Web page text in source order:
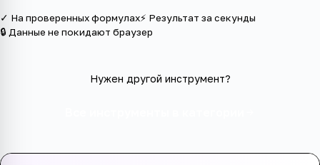
✓ На проверенных формулах⚡ Результат за секунды
🔒 Данные не покидают браузер
Нужен другой инструмент?